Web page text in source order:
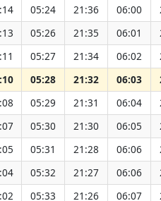
05:24 21:36 06:00
05:26 21:35 06:01
05:27 21:34 06:02
05:28 21:32 06:03
05:29 21:31 06:04
05:30 21:30 06:05
05:31 21:28 06:06
05:32 21:27 06:06
05:33 21:26 06:07